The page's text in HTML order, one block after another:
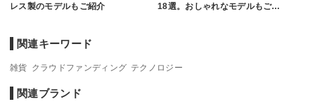
レス製のモデルもご紹介
18選。おしゃれなモデルもご…
関連キーワード
雑貨 クラウドファンディング テクノロジー
関連ブランド